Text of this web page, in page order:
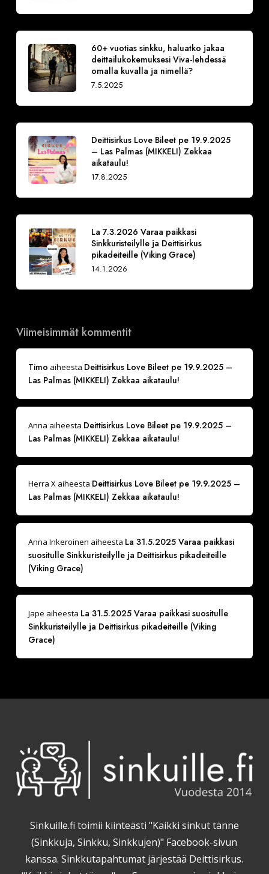
60+ vuotias sinkku, haluatko jakaa
deittailukokemuksesi Viva-lehdessä
omalla kuvalla ja nimellä?
7.5.2025
Deittisirkus Love Bileet pe 19.9.2025
– Las Palmas (MIKKELI) Zekkaa
aikataulu!
17.8.2025
La 7.3.2026 Varaa paikkasi
Sinkkuristeilylle ja Deittisirkus
pikadeiteille (Viking Grace)
14.1.2026
Viimeisimmät kommentit
Timo aiheesta Deittisirkus Love Bileet pe 19.9.2025 –
Las Palmas (MIKKELI) Zekkaa aikataulu!
Anna aiheesta Deittisirkus Love Bileet pe 19.9.2025 –
Las Palmas (MIKKELI) Zekkaa aikataulu!
Herra Xaiheesta Deittisirkus Love Bileet pe 19.9.2025 –
Las Palmas (MIKKELI) Zekkaa aikataulu!
Anna Inkeroinen aiheesta La 31.5.2025 Varaa paikkasi
suositulle Sinkkuristeilylle ja Deittisirkus pikadeiteille
(Viking Grace)
Jape aiheesta La 31.5.2025 Varaa paikkasi suositulle
Sinkkuristeilylle ja Deittisirkus pikadeiteille (Viking
Grace)
Sinkuille.fi toimii kiinteästi "Kaikki sinkut tänne
(Sinkkuja, Sinkku, Sinkkujen)" Facebook-sivun
kanssa. Sinkkutapahtumat järjestää Deittisirkus.